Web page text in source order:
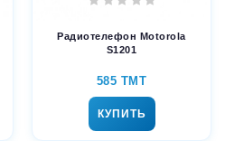
Радиотелефон Motorola
S1201
585 TMT
КУПИТЬ